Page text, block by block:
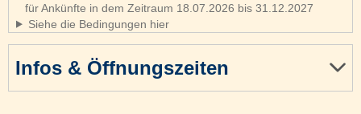
Infos & Öffnungszeiten
für Ankünfte in dem Zeitraum 18.07.2026 bis 31.12.2027
Siehe die Bedingungen hier